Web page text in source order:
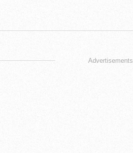
Advertisements